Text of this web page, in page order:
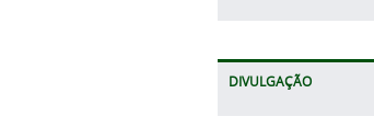
DIVULGAÇÃO